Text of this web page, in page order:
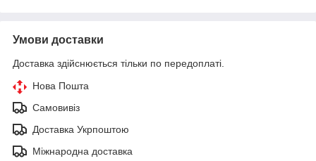
Умови доставки
Доставка здійснюється тільки по передоплаті.
Нова Пошта
Самовивіз
Доставка Укрпоштою
Міжнародна доставка